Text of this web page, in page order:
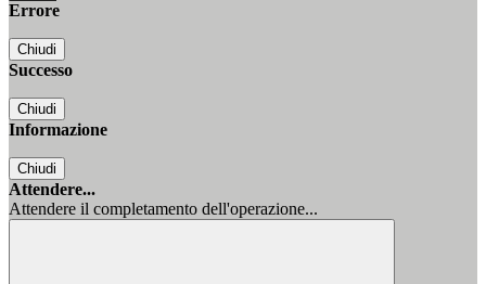
Errore
Chiudi
Successo
Chiudi
Informazione
Chiudi
Attendere...
Attendere il completamento dell'operazione...